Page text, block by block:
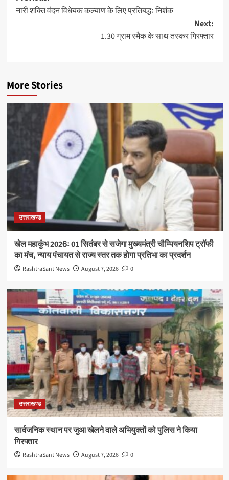
navigation
नारी शक्ति वंदन विधेयक कल्याण के लिए प्रतिबद्धः निशंक
Next:
1.30 ग्राम स्मैक के साथ तस्कर गिरफ्तार
More Stories
उत्तराखण्ड
खेल महाकुंभ 2026ः 01 सितंबर से सजेगा मुख्यमंत्री चौम्पियनशिप ट्रॉफी
का मंच, न्याय पंचायत से राज्य स्तर तक होगा प्रतिभा का प्रदर्शन
RashtraSant News August 7, 2026 0
उत्तराखण्ड
सार्वजनिक स्थान पर जुआ खेलने वाले अभियुक्तों को पुलिस ने किया
गिरफ्तार
RashtraSant News August 7, 2026 0